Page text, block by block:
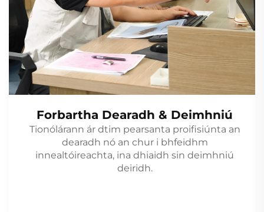
Forbartha Dearadh & Deimhniú
Tionólárann ár dtim pearsanta proifisiúnta an
dearadh nó an chur i bhfeidhm
innealtóireachta, ina dhiaidh sin deimhniú
deiridh.